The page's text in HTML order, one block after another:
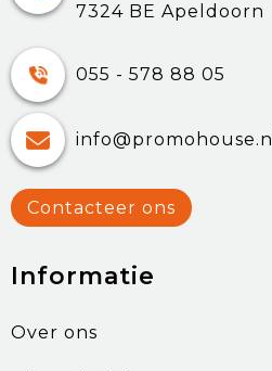
7324 BE Apeldoorn
055 - 578 88 05
info@promohouse.nl
Contacteer ons
Informatie
Over ons